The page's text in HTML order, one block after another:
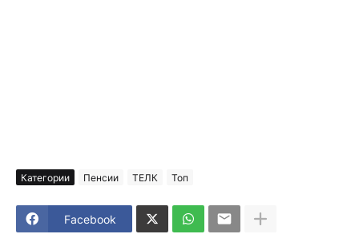
Категории Пенсии ТЕЛК Топ
Facebook